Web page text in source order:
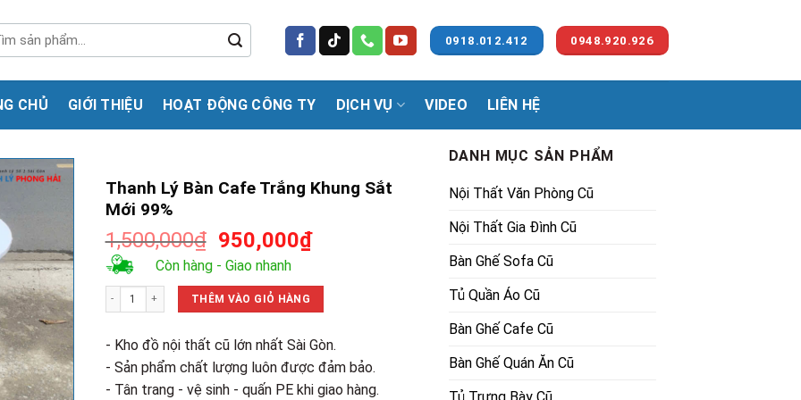
0918.012.412 0948.920.926
CHỦ GIỚI THIỆU HOẠT ĐỘNG CÔNG TY DỊCH VỤ VIDEO LIÊN HỆ
Thanh Lý Bàn Cafe Trắng Khung Sắt
Mới 99%
1,500,000₫ Giá
gốc
là:
1,500,000₫.
950,000₫Giá
tại
Còn hàng - Giao nhanh
Thanh Lý Bàn Cafe Trắng Khung Sắt Mới 99% số lượng
THÊM VÀO GIỎ HÀNG
- Kho đồ nội thất cũ lớn nhất Sài Gòn.
- Sản phẩm chất lượng luôn được đảm bảo.
- Tân trang - vệ sinh - quấn PE khi giao hàng.
DANH MỤC SẢN PHẨM
Nội Thất Văn Phòng Cũ
Nội Thất Gia Đình Cũ
Bàn Ghế Sofa Cũ
Tủ Quần Áo Cũ
Bàn Ghế Cafe Cũ
Bàn Ghế Quán Ăn Cũ
Tủ Trưng Bày Cũ